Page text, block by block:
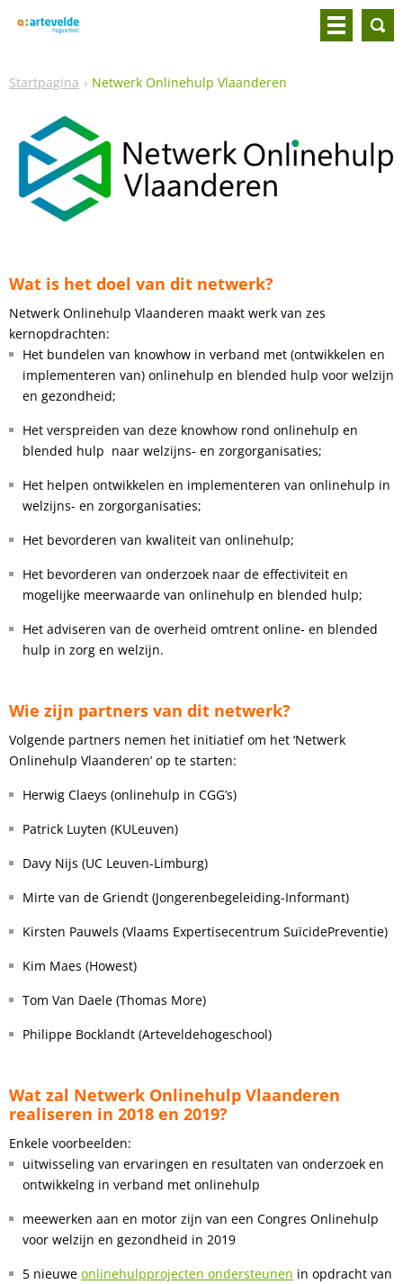
Startpagina Netwerk Onlinehulp Vlaanderen
Wat is het doel van dit netwerk?
Netwerk Onlinehulp Vlaanderen maakt werk van zes
kernopdrachten:
Het bundelen van knowhow in verband met (ontwikkelen en
implementeren van) onlinehulp en blended hulp voor welzijn
en gezondheid;
Het verspreiden van deze knowhow rond onlinehulp en
blended hulp naar welzijns- en zorgorganisaties;
Het helpen ontwikkelen en implementeren van onlinehulp in
welzijns- en zorgorganisaties;
Het bevorderen van kwaliteit van onlinehulp;
Het bevorderen van onderzoek naar de effectiviteit en
mogelijke meerwaarde van onlinehulp en blended hulp;
Het adviseren van de overheid omtrent online- en blended
hulp in zorg en welzijn.
Wie zijn partners van dit netwerk?
Volgende partners nemen het initiatief om het ‘Netwerk
Onlinehulp Vlaanderen’ op te starten:
Herwig Claeys (onlinehulp in CGG’s)
Patrick Luyten (KULeuven)
Davy Nijs (UC Leuven-Limburg)
Mirte van de Griendt (Jongerenbegeleiding-Informant)
Kirsten Pauwels (Vlaams Expertisecentrum SuïcidePreventie)
Kim Maes (Howest)
Tom Van Daele (Thomas More)
Philippe Bocklandt (Arteveldehogeschool)
Wat zal Netwerk Onlinehulp Vlaanderen
realiseren in 2018 en 2019?
Enkele voorbeelden:
uitwisseling van ervaringen en resultaten van onderzoek en
ontwikkelng in verband met onlinehulp
meewerken aan en motor zijn van een Congres Onlinehulp
voor welzijn en gezondheid in 2019
5 nieuwe onlinehulpprojecten ondersteunen in opdracht van